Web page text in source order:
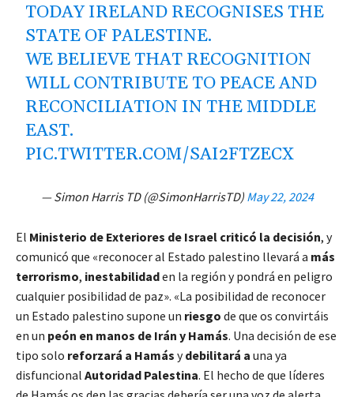
TODAY IRELAND RECOGNISES THE
STATE OF PALESTINE.
WE BELIEVE THAT RECOGNITION
WILL CONTRIBUTE TO PEACE AND
RECONCILIATION IN THE MIDDLE
EAST.
PIC.TWITTER.COM/SAI2FTZECX
— Simon Harris TD (@SimonHarrisTD) May 22, 2024
El Ministerio de Exteriores de Israel criticó la decisión, y
comunicó que «reconocer al Estado palestino llevará a más
terrorismo, inestabilidaden la región y pondrá en peligro
cualquier posibilidad de paz». «La posibilidad de reconocer
un Estado palestino supone un riesgo de que os convirtáis
en un peón en manos de Irán y Hamás. Una decisión de ese
tipo solo reforzará a Hamás ydebilitará a una ya
disfuncional Autoridad Palestina. El hecho de que líderes